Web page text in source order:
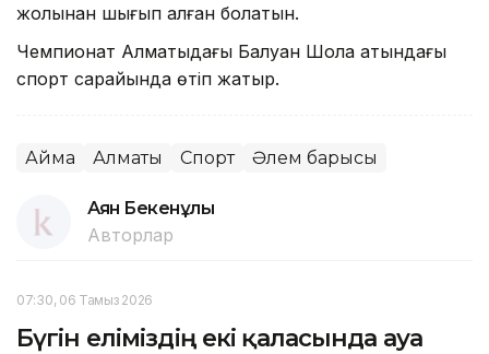
жолынан шығып қалған болатын.
Чемпионат Алматыдағы Балуан Шолақ атындағы
спорт сарайында өтіп жатыр.
Аймақ Алматы Спорт Әлем барысы
Аян Бекенұлы
Авторлар
07:30, 06 Тамыз 2026
Бүгін еліміздің екі қаласында ауа